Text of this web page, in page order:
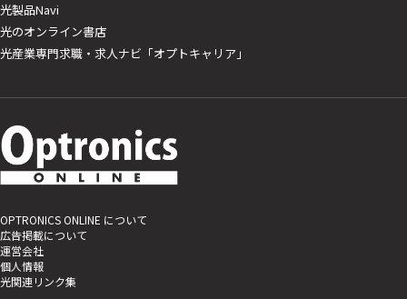
光製品Navi
光のオンライン書店
光産業専門求職・求人ナビ「オプトキャリア」
OPTRONICS ONLINE について
広告掲載について
運営会社
個人情報
光関連リンク集